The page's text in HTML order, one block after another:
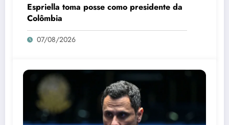
Espriella toma posse como presidente da
Colômbia
07/08/2026